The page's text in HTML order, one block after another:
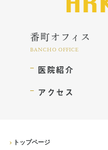
番町オフィス
BANCHO OFFICE
医院紹介
アクセス
トップページ